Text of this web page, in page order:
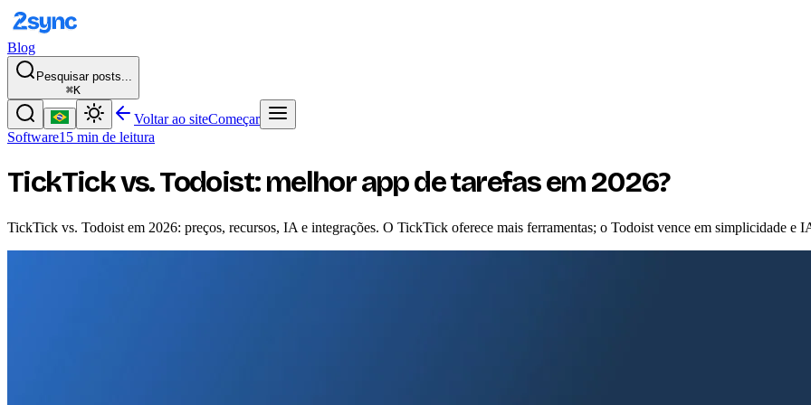
Blog
Pesquisar posts...
⌘K
Voltar ao siteComeçar
Software15 min de leitura
TickTick vs. Todoist: melhor app de tarefas em 2026?
TickTick vs. Todoist em 2026: preços, recursos, IA e integrações. O TickTick oferece mais ferramentas; o Todoist vence em simplicidade e